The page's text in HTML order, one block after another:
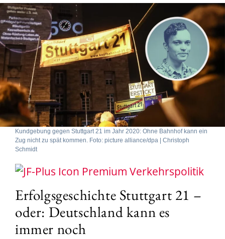
Kundgebung gegen Stuttgart 21 im Jahr 2020: Ohne Bahnhof kann ein
Zug nicht zu spät kommen. Foto: picture alliance/dpa | Christoph
Schmidt
Verkehrspolitik
Erfolgsgeschichte Stuttgart 21 –
oder: Deutschland kann es
immer noch